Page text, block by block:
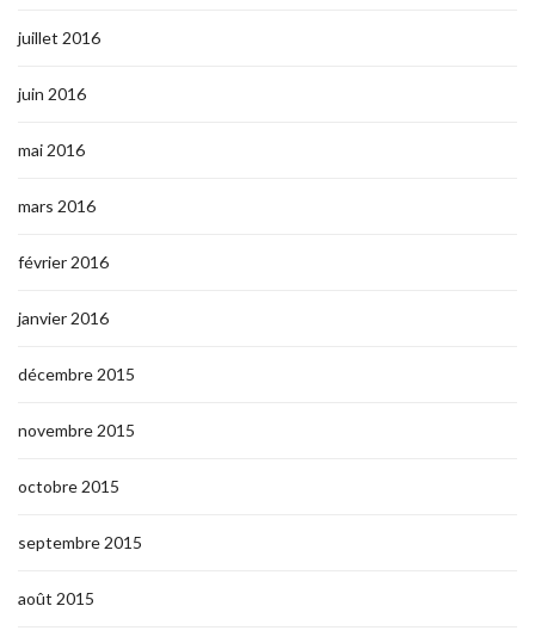
juillet 2016
juin 2016
mai 2016
mars 2016
février 2016
janvier 2016
décembre 2015
novembre 2015
octobre 2015
septembre 2015
août 2015